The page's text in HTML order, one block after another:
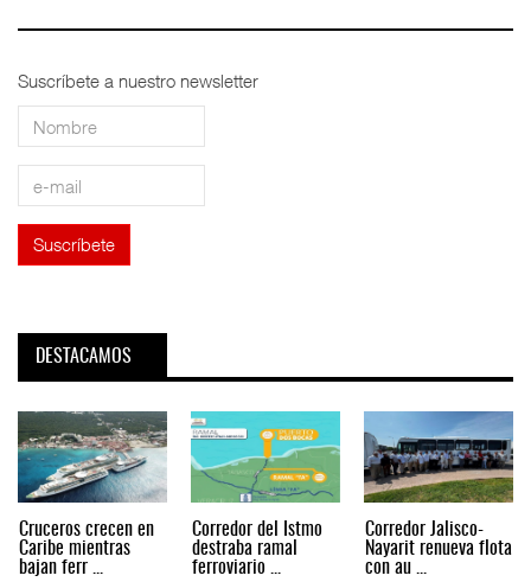
Suscríbete a nuestro newsletter
DESTACAMOS
Cruceros crecen en
Caribe mientras
bajan ferr ...
Corredor del Istmo
destraba ramal
ferroviario ...
Corredor Jalisco-
Nayarit renueva flota
con au ...